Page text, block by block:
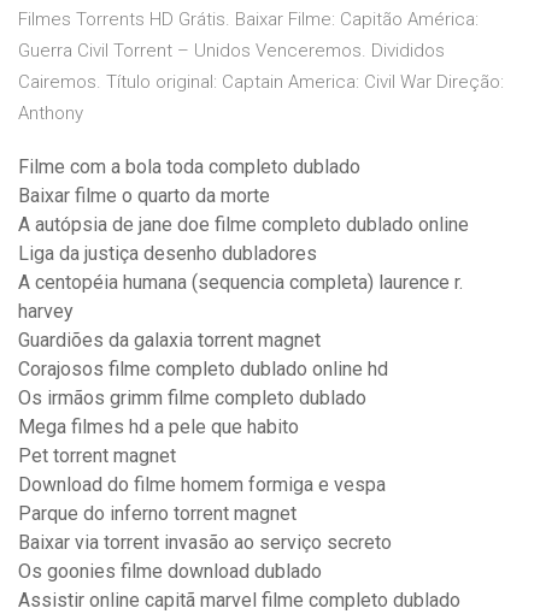
Filmes Torrents HD Grátis. Baixar Filme: Capitão América:
Guerra Civil Torrent – Unidos Venceremos. Divididos
Cairemos. Título original: Captain America: Civil War Direção:
Anthony
Filme com a bola toda completo dublado
Baixar filme o quarto da morte
A autópsia de jane doe filme completo dublado online
Liga da justiça desenho dubladores
A centopéia humana (sequencia completa) laurence r.
harvey
Guardiões da galaxia torrent magnet
Corajosos filme completo dublado online hd
Os irmãos grimm filme completo dublado
Mega filmes hd a pele que habito
Pet torrent magnet
Download do filme homem formiga e vespa
Parque do inferno torrent magnet
Baixar via torrent invasão ao serviço secreto
Os goonies filme download dublado
Assistir online capitã marvel filme completo dublado